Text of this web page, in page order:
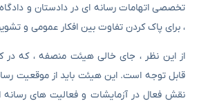
تخصصی اتهامات رسانه ای در دادستان و
، برای پاک کردن تفاوت بین افکار عمومی و
از این نظر ، جای خالی هیئت منصفه ، که
قابل توجه است. این هیئت باید از موقعیت
نقش فعال در آزمایشات و فعالیت های رسانه ای